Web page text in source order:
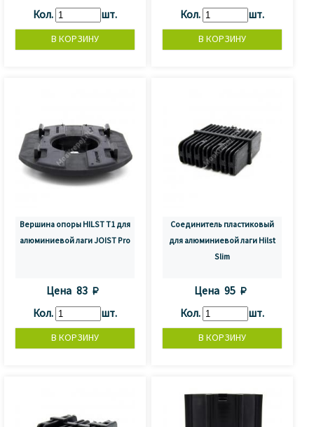
Кол.
шт.
Кол.
шт.
Вершина опоры HILST T1 для
алюминиевой лаги JOIST Pro
Цена 83 
Кол.
шт.
Соединитель пластиковый
для алюминиевой лаги Hilst
Slim
Цена 95 
Кол.
шт.